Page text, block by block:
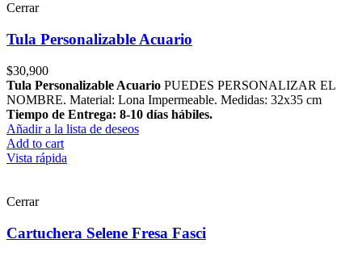
Cerrar
Tula Personalizable Acuario
$30,900
Tula Personalizable Acuario PUEDES PERSONALIZAR EL
NOMBRE. Material: Lona Impermeable. Medidas: 32x35 cm
Tiempo de Entrega: 8-10 días hábiles.
Añadir a la lista de deseos
Add to cart
Vista rápida
Cerrar
Cartuchera Selene Fresa Fasci